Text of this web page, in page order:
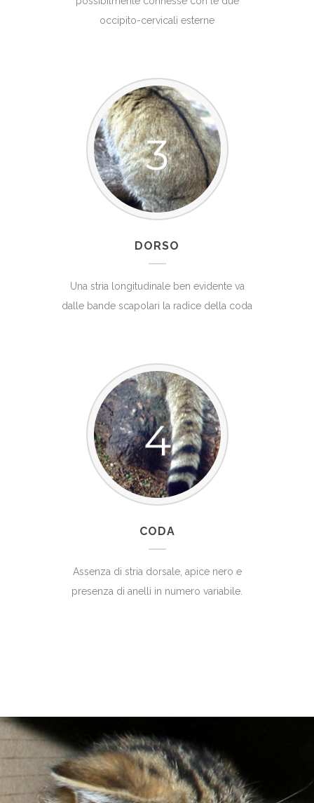
occipito-cervicali esterne
3
DORSO
Una stria longitudinale ben evidente va
dalle bande scapolari la radice della coda
4
CODA
Assenza di stria dorsale, apice nero e
presenza di anelli in numero variabile.